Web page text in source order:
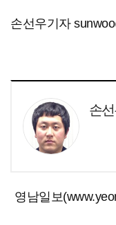
손선우기자
손
영남일보